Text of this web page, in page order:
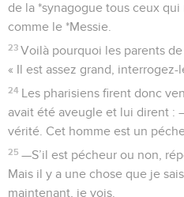
de la *synagogue tous ceux
comme le *Messie.
23 Voilà pourquoi les parents
« Il est assez grand,
24 Les pharisiens firent donc
avait été aveugle et lui dirent :
vérité. Cet homme est un
25 —S’il est pécheur ou non,
Mais il y a une chose que je
maintenant, je vois.